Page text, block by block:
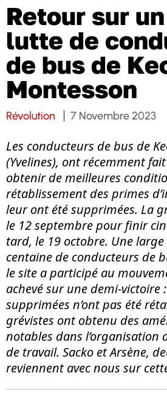
Retour sur
lutte de
de bus de
Montesson
Révolution 7 Novembre 2023
Les conducteurs de bus de
(Yvelines), ont récemment
obtenir de meilleures
rétablissement des primes
leur ont été supprimées. La
le 12 septembre pour finir
tard, le 19 octobre. Une
centaine de conducteurs de
le site a participé au
achevé sur une demi-victoire
supprimées n’ont pas été
grévistes ont obtenu des
notables dans l’organisation
de travail. Sacko et Arsène,
reviennent avec nous sur